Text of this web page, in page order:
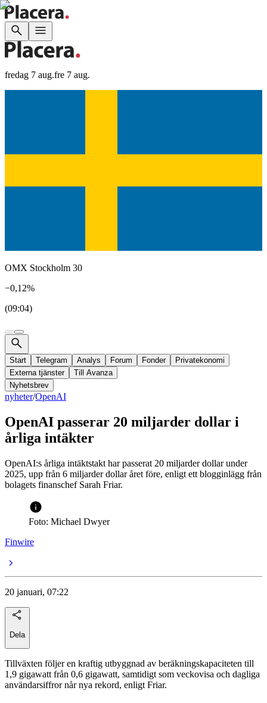
fredag 7 aug.fre 7 aug.
OMX Stockholm 30
−0,12%
(09:04)
Start Telegram Analys Forum Fonder
Privatekonomi
Externa tjänster
Till Avanza
Nyhetsbrev
nyheter/OpenAI
OpenAI passerar 20 miljarder dollar i
årliga intäkter
OpenAI:s årliga intäktstakt har passerat 20 miljarder dollar under
2025, upp från 6 miljarder dollar året före, enligt ett blogginlägg från
bolagets finanschef Sarah Friar.
Foto: Michael Dwyer
Finwire
20 januari, 07:22
Dela
Tillväxten följer en kraftig utbyggnad av beräkningskapaciteten till
1,9 gigawatt från 0,6 gigawatt, samtidigt som veckovisa och dagliga
användarsiffror når nya rekord, enligt Friar.